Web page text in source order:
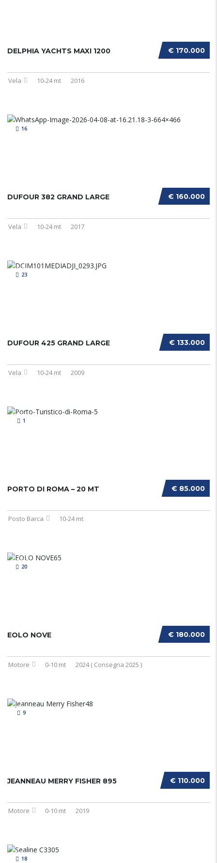
€ 170.000
DELPHIA YACHTS MAXI 1200
Vela 10-24 mt 2016
16
€ 160.000
DUFOUR 382 GRAND LARGE
Vela 10-24 mt 2017
23
€ 133.000
DUFOUR 425 GRAND LARGE
Vela 10-24 mt 2009
1
€ 85.000
PORTO DI ROMA – 20 MT
Posto Barca 10-24 mt
20
€ 180.000
EOLO NOVE
Motore 0-10 mt 2024 ( Consegna 2025 )
9
€ 110.000
JEANNEAU MERRY FISHER 895
Motore 0-10 mt 2019
18